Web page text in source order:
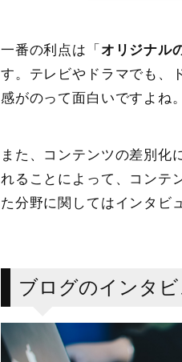
一番の利点は「 オリジナル
す。テレビやドラマでも、
感がのって面白いですよね。
また、コンテンツの差別化
れることによって、コンテ
た分野に関してはインタビ
ブログのインタ